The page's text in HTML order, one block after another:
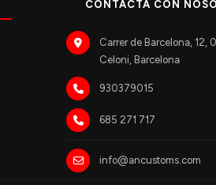
CONTACTA CON
Carrer de Barcelona, 12,
Celoni, Barcelona
930379015
685 271 717
info@ancustoms.com